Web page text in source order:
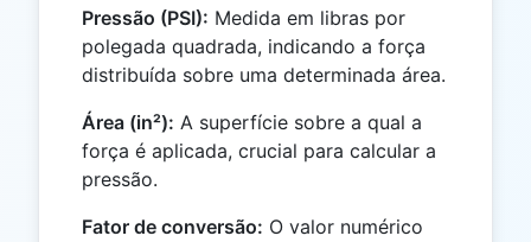
Pressão (PSI): Medida em libras por
polegada quadrada, indicando a força
distribuída sobre uma determinada área.
Área (in²): A superfície sobre a qual a
força é aplicada, crucial para calcular a
pressão.
Fator de conversão: O valor numérico